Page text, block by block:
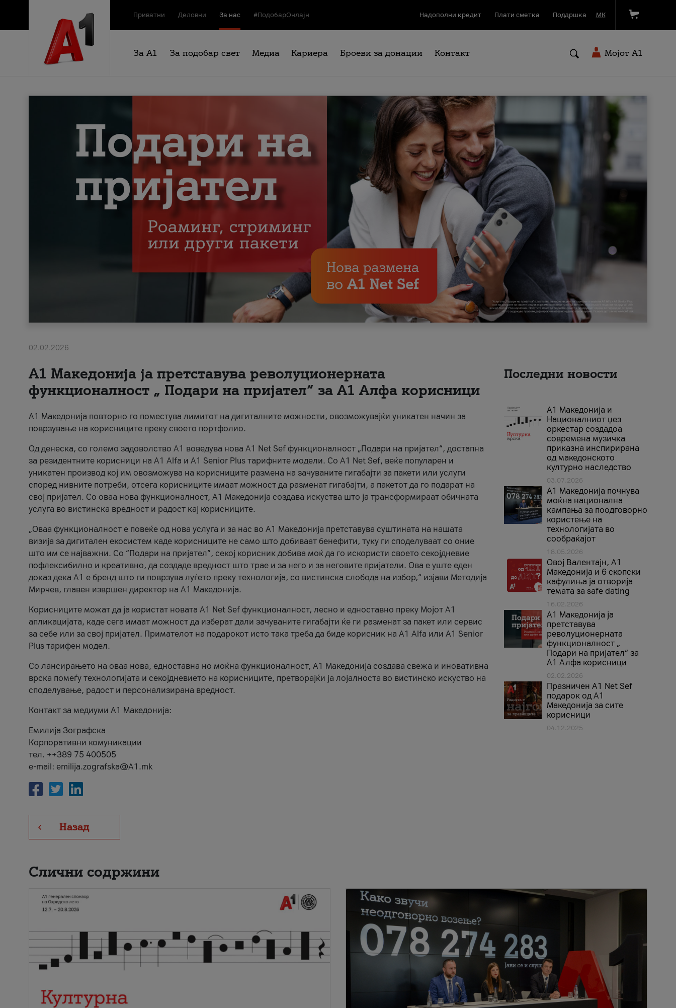
Приватни Деловни За нас #ПодобарОнлајн Надополни кредит Плати сметка Поддршка МК
За А1 За подобар свет Медиа Кариера Броеви за донации Контакт Мојот A1
02.02.2026
А1 Македонија ја претставува револуционерната
функционалност „ Подари на пријател“ за А1 Алфа корисници
А1 Македонија повторно го поместува лимитот на дигиталните можности, овозможувајќи уникатен начин за
поврзување на корисниците преку своето портфолио.
Од денеска, со големо задоволство А1 воведува нова A1 Net Sef функционалност „Подари на пријател“, достапна
за резидентните корисници на А1 Alfa и A1 Senior Plus тарифните модели. Со A1 Net Sef, веќе популарен и
уникатен производ кој им овозможува на корисниците размена на зачуваните гигабајти за пакети или услуги
според нивните потреби, отсега корисниците имаат можност да разменат гигабајти, а пакетот да го подарат на
свој пријател. Со оваа нова функционалност, А1 Македонија создава искуства што ја трансформираат обичната
услуга во вистинска вредност и радост кај корисниците.
„Оваа функционалност е повеќе од нова услуга и за нас во А1 Македонија претставува суштината на нашата
визија за дигитален екосистем каде корисниците не само што добиваат бенефити, туку ги споделуваат со оние
што им се најважни. Со “Подари на пријател”, секој корисник добива моќ да го искористи своето секојдневие
пофлексибилно и креативно, да создаде вредност што трае и за него и за неговите пријатели. Ова е уште еден
доказ дека А1 е бренд што ги поврзува луѓето преку технологија, со вистинска слобода на избор,“ изјави Методија
Мирчев, главен извршен директор на А1 Македонија.
Корисниците можат да ја користат новата А1 Net Sef функционалност, лесно и едноставно преку Мојот А1
апликацијата, каде сега имаат можност да изберат дали зачуваните гигабајти ќе ги разменат за пакет или сервис
за себе или за свој пријател. Примателот на подарокот исто така треба да биде корисник на А1 Alfa или A1 Senior
Plus тарифен модел.
Со лансирањето на оваа нова, едноставна но моќна функционалност, А1 Македонија создава свежа и иновативна
врска помеѓу технологијата и секојдневието на корисниците, претворајќи ја лојалноста во вистинско искуство на
споделување, радост и персонализирана вредност.
Контакт за медиуми А1 Македонија:
Емилија Зографска
Корпоративни комуникации
тел. ++389 75 400505
e-mail: emilija.zografska@A1.mk
Назад
Последни новости
А1 Македонија и
Националниот џез
оркестар создадоа
современа музичка
приказна инспирирана
од македонското
културно наследство
03.07.2026
A1 Македонија почнува
моќна национална
кампања за поодговорно
користење на
технологијата во
сообраќајот
18.05.2026
Овој Валентајн, A1
Македонија и 6 скопски
кафулиња ја отворија
темата за safe dating
16.02.2026
А1 Македонија ја
претставува
револуционерната
функционалност „
Подари на пријател“ за
А1 Алфа корисници
02.02.2026
Празничен A1 Net Sеf
подарок од А1
Македонија за сите
корисници
04.12.2025
Слични содржини